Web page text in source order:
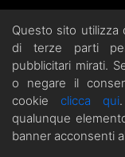
Questo sito utilizza
di terze parti
pubblicitari mirati.
o negare il
cookie clicca qui
qualunque
banner acconsenti